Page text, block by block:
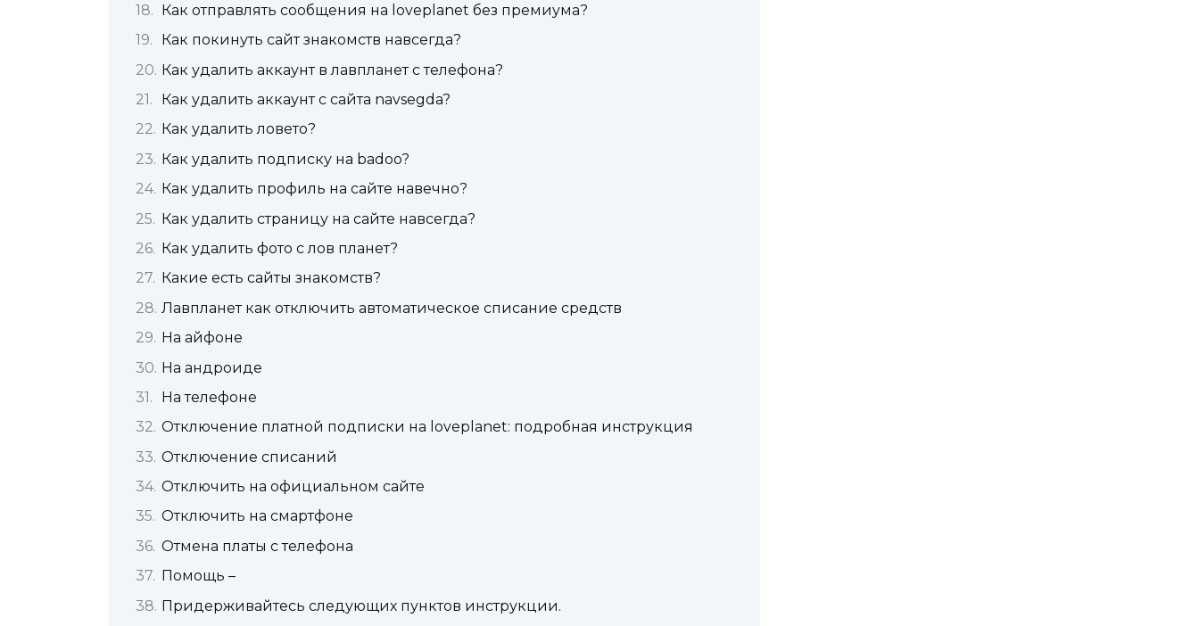
Как отправлять сообщения на loveplanet без премиума?
Как покинуть сайт знакомств навсегда?
Как удалить аккаунт в лавпланет с телефона?
Как удалить аккаунт с сайта navsegda?
Как удалить ловето?
Как удалить подписку на badoo?
Как удалить профиль на сайте навечно?
Как удалить страницу на сайте навсегда?
Как удалить фото с лов планет?
Какие есть сайты знакомств?
Лавпланет как отключить автоматическое списание средств
На айфоне
На андроиде
На телефоне
Отключение платной подписки на loveplanet: подробная инструкция
Отключение списаний
Отключить на официальном сайте
Отключить на смартфоне
Отмена платы с телефона
Помощь –
Придерживайтесь следующих пунктов инструкции.